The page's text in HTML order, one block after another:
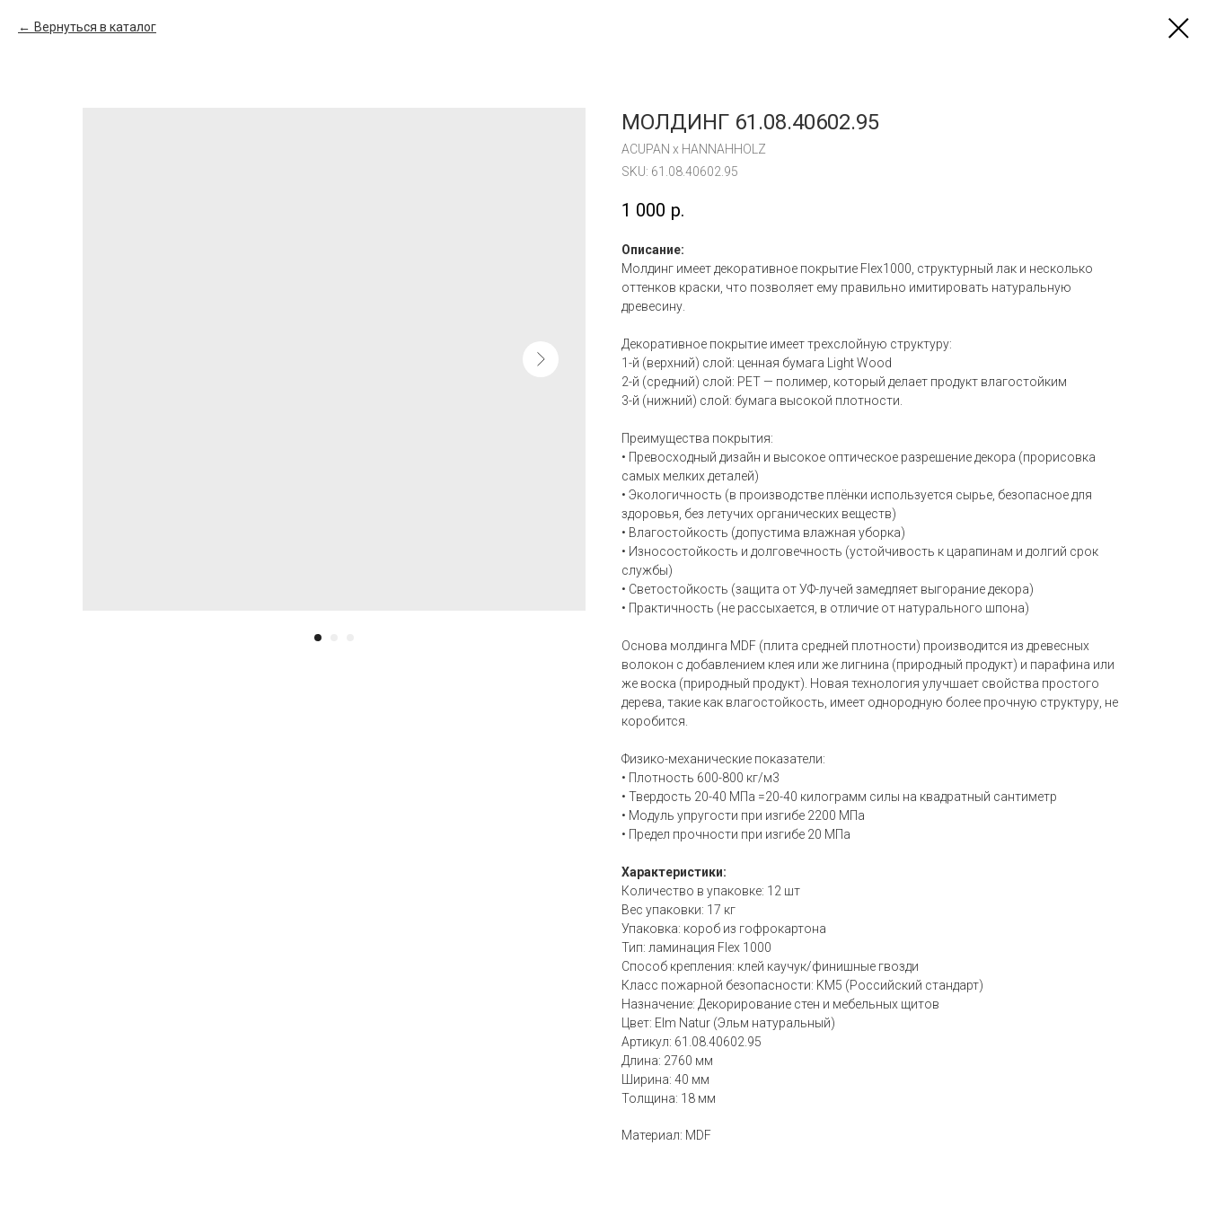
Вернуться в каталог
МОЛДИНГ 61.08.40602.95
ACUPAN x HANNAHHOLZ
SKU: 61.08.40602.95
1 000 р.
Описание:
Молдинг имеет декоративное покрытие Flex1000, структурный лак и несколько
оттенков краски, что позволяет ему правильно имитировать натуральную
древесину.
Декоративное покрытие имеет трехслойную структуру:
1-й (верхний) слой: ценная бумага Light Wood
2-й (средний) слой: PET — полимер, который делает продукт влагостойким
3-й (нижний) слой: бумага высокой плотности.
Преимущества покрытия:
• Превосходный дизайн и высокое оптическое разрешение декора (прорисовка
самых мелких деталей)
• Экологичность (в производстве плёнки используется сырье, безопасное для
здоровья, без летучих органических веществ)
• Влагостойкость (допустима влажная уборка)
• Износостойкость и долговечность (устойчивость к царапинам и долгий срок
службы)
• Светостойкость (защита от УФ-лучей замедляет выгорание декора)
• Практичность (не рассыхается, в отличие от натурального шпона)
Основа молдинга MDF (плита средней плотности) производится из древесных
волокон с добавлением клея или же лигнина (природный продукт) и парафина или
же воска (природный продукт). Новая технология улучшает свойства простого
дерева, такие как влагостойкость, имеет однородную более прочную структуру, не
коробится.
Физико-механические показатели:
• Плотность 600-800 кг/м3
• Твердость 20-40 МПа =20-40 килограмм силы на квадратный сантиметр
• Модуль упругости при изгибе 2200 МПа
• Предел прочности при изгибе 20 МПа
Характеристики:
Количество в упаковке: 12 шт
Вес упаковки: 17 кг
Упаковка: короб из гофрокартона
Тип: ламинация Flex 1000
Способ крепления: клей каучук/финишные гвозди
Класс пожарной безопасности: KM5 (Российский стандарт)
Назначение: Декорирование стен и мебельных щитов
Цвет: Elm Natur (Эльм натуральный)
Артикул: 61.08.40602.95
Длина: 2760 мм
Ширина: 40 мм
Толщина: 18 мм
Материал: MDF